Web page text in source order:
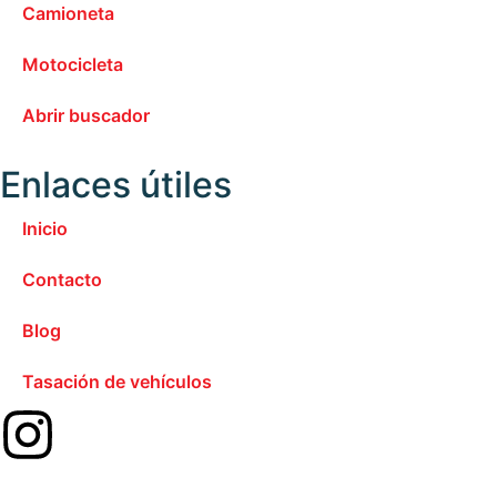
Camioneta
Motocicleta
Abrir buscador
Enlaces útiles
Inicio
Contacto
Blog
Tasación de vehículos